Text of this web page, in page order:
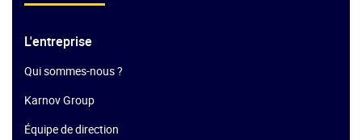
L'entreprise
Qui sommes-nous ?
Karnov Group
Équipe de direction